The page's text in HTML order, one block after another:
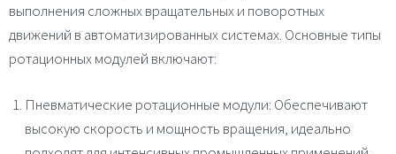
выполнения сложных вращательных и поворотных
движений в автоматизированных системах. Основные типы
ротационных модулей включают:
Пневматические ротационные модули: Обеспечивают
высокую скорость и мощность вращения, идеально